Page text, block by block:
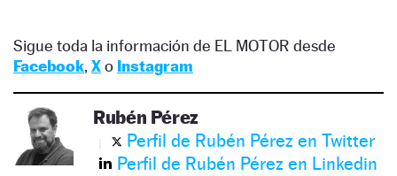
Sigue toda la información de EL MOTOR desde
Facebook, Xo Instagram
Rubén Pérez
Perfil de Rubén Pérez en Twitter
Perfil de Rubén Pérez en Linkedin